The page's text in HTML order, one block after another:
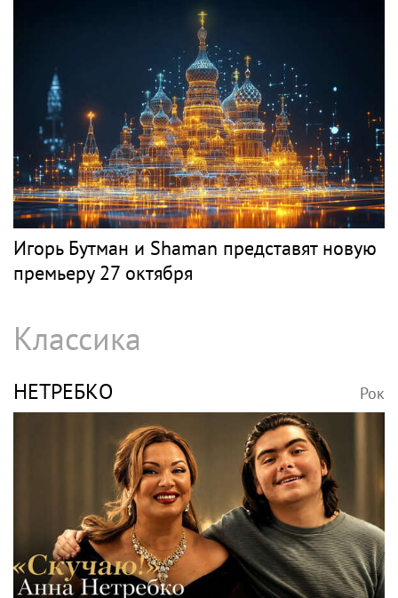
Игорь Бутман и Shaman представят новую
премьеру 27 октября
Классика
НЕТРЕБКО Рок